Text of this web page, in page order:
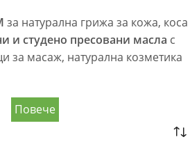
за натурална грижа за кожа, коса
и студено пресовани масла с
за масаж, натурална козметика
Повече